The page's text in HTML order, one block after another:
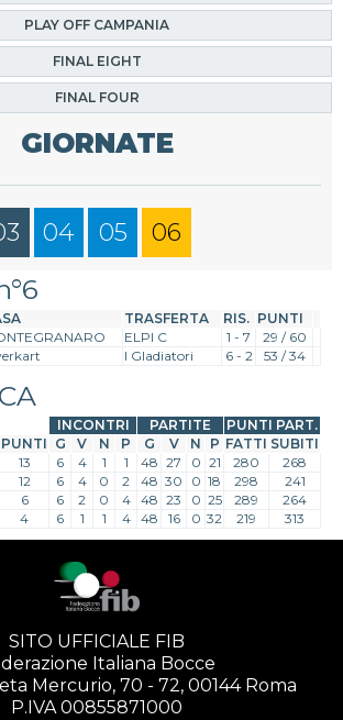
PLAY OFF CAMPANIA
FINAL EIGHT
FINAL FOUR
GIORNATE
04 05 06
TRASFERTA RIS. PUNTI
ELPI C 1 - 7
29 / 60
I Gladiatori 6 - 2 53 / 34
INCONTRI PARTITE
PUNTI PART.
PUNTI G V N P G V N P FATTI SUBITI
13 6 4 1 1 48 27 0 21 280
268
12 6 4 0 2 48 30 0 18 298
241
6 6 2 0 4 48 23 0 25 289
264
4 6 1 1 4 48 16 0 32 219 313
SITO UFFICIALE FIB
Italiana Bocce
Mercurio, 70 - 72, 00144 Roma
P.IVA 00855871000